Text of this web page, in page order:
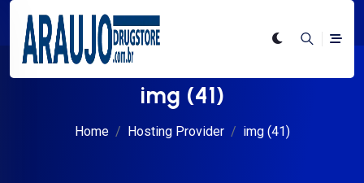
img (41)
Home Hosting Provider img (41)